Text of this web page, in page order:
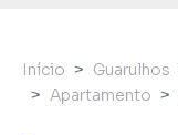
Início Guarulhos
Apartamento